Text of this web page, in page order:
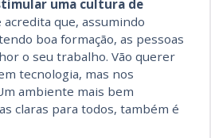
uma cultura de
acredita que, assumindo
boa formação, as pessoas
o seu trabalho. Vão querer
tecnologia, mas nos
ambiente mais bem
claras para todos, também é